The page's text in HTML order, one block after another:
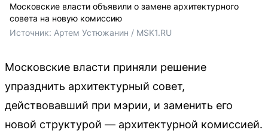
Московские власти объявили о замене архитектурного
совета на новую комиссию
Источник: Артем Устюжанин / MSK1.RU
Московские власти приняли решение
упразднить архитектурный совет,
действовавший при мэрии, и заменить его
новой структурой — архитектурной комиссией.